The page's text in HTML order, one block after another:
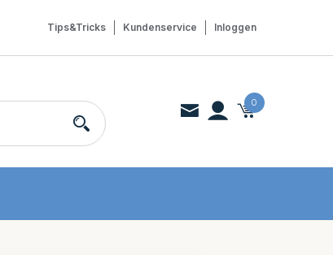
Inloggen
Kundenservice
Tips&Tricks
0